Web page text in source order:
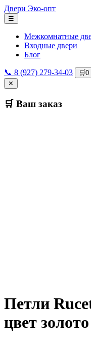
Двери Эко-опт
☰
Межкомнатные
Входные двери
Блог
📞 8 (927) 279-34-03 🛒0
✕
🛒 Ваш заказ
Петли
цвет золото